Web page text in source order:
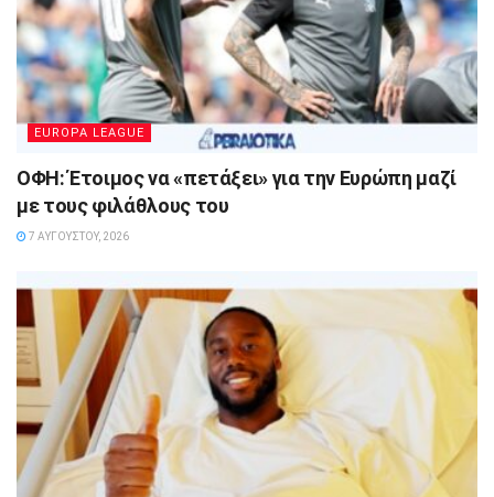
EUROPA LEAGUE
ΟΦΗ: Έτοιμος να «πετάξει» για την Ευρώπη μαζί
με τους φιλάθλους του
7 ΑΥΓΟΎΣΤΟΥ, 2026